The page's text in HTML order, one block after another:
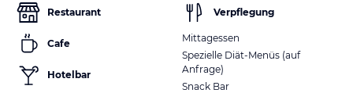
Restaurant
Cafe
Hotelbar
Verpflegung
Mittagessen
Spezielle Diät-Menüs (auf
Anfrage)
Snack Bar